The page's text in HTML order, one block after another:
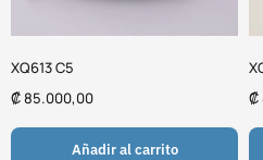
XQ613 C5
₡85.000,00
Añadir al carrito
₡